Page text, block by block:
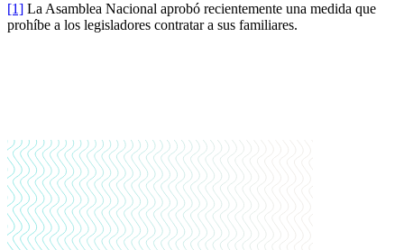
[1] La Asamblea Nacional aprobó recientemente una medida que
prohíbe a los legisladores contratar a sus familiares.